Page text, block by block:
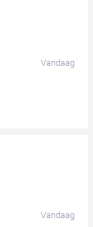
Vandaag
Vandaag